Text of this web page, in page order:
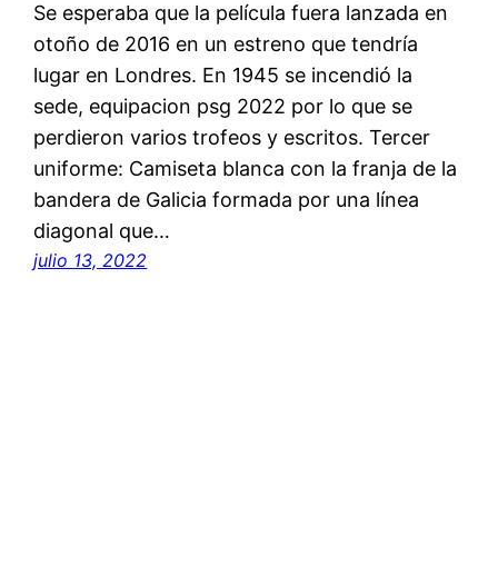
Se esperaba que la película fuera lanzada en
otoño de 2016 en un estreno que tendría
lugar en Londres. En 1945 se incendió la
sede, equipacion psg 2022 por lo que se
perdieron varios trofeos y escritos. Tercer
uniforme: Camiseta blanca con la franja de la
bandera de Galicia formada por una línea
diagonal que…
julio 13, 2022